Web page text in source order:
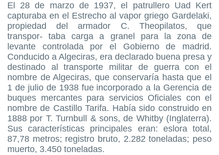
El 28 de marzo de 1937, el patrullero Uad Kert
capturaba en el Estrecho al vapor griego Gardelaki,
propiedad del armador C. Theopilatos, que
transpor- taba carga a granel para la zona de
levante controlada por el Gobierno de madrid.
Conducido a Algeciras, era declarado buena presa y
destinado al transporte militar de guerra con el
nombre de Algeciras, que conservaría hasta que el
1 de julio de 1938 fue incorporado a la Gerencia de
buques mercantes para servicios Oficiales con el
nombre de Castillo Tarifa. Había sido construido en
1888 por T. Turnbull & sons, de Whitby (Inglaterra).
Sus características principales eran: eslora total,
87,78 metros; registro bruto, 2.282 toneladas; peso
muerto, 3.450 toneladas.